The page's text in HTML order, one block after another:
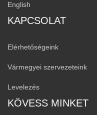
English
KAPCSOLAT
Elérhetőségeink
Vármegyei szervezeteink
Levelezés
KÖVESS MINKET